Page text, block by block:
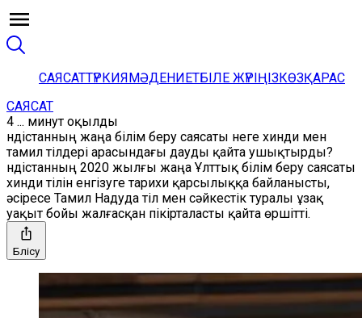
САЯСАТТҮРКИЯМӘДЕНИЕТБІЛЕ ЖҮРІҢІЗКӨЗҚАРАС
САЯСАТ
4 ... минут оқылды
Үндістанның жаңа білім беру саясаты неге хинди мен
тамил тілдері арасындағы дауды қайта ушықтырды?
Үндістанның 2020 жылғы жаңа Ұлттық білім беру саясаты
хинди тілін енгізуге тарихи қарсылыққа байланысты,
әсіресе Тамил Надуда тіл мен сәйкестік туралы ұзақ
уақыт бойы жалғасқан пікірталасты қайта өршітті.
Бөлісу